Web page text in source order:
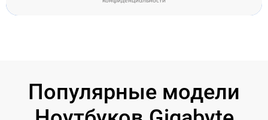
Популярные модели